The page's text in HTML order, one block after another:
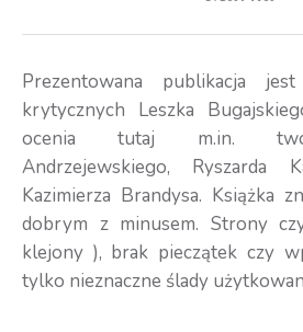
Prezentowana publikacja
krytycznych Leszka
ocenia tutaj m.in.
Andrzejewskiego, Ryszarda
Kazimierza Brandysa. Książka
dobrym z minusem. Strony
klejony ), brak pieczątek czy
tylko nieznaczne ślady